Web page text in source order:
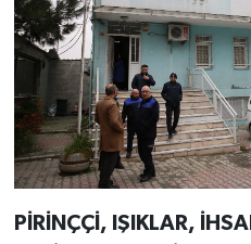
PİRİNÇÇİ, IŞIKLAR,